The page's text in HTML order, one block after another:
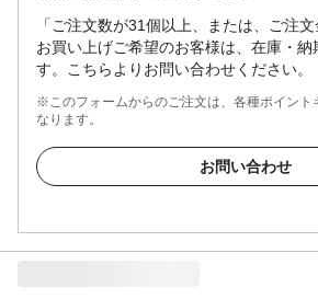
「ご注文数が31個以上、または、ご注
お買い上げご希望のお客様は、在庫・納
す。こちらよりお問い合わせください。
※このフォームからのご注文は、各種ポイント
なります。
お問い合わせ